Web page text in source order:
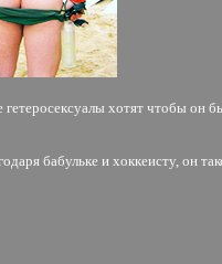
хотят чтобы он
бабульке и хоккеисту, он